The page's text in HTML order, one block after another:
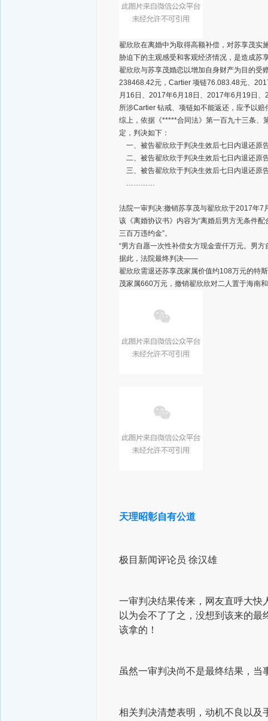
翟欣欣在离婚中为取得高额补偿，对苏享茂实
胁迫下的主观感受和客观经济情况，是造成苏
翟欣欣与苏享茂婚恋以增加自身财产为目的受
238468.42元，Cartier 项链76.083.48元、
月16日、2017年6月18日、2017年6月19日
所涉Cartier 钻戒、项链如不能返还，应予以赔
综上，依据《*****合同法》第一百九十三条、
定，判决如下：
一、被告翟欣欣于判决生效后七日内退还原
二、被告翟欣欣于判决生效后七日内退还原
三、被告翟欣欣于判决生效后七日内退还原
…………
法院一审判决:撤销苏享茂与翟欣欣于2017年
该《离婚协议书》内容为“离婚后男方无条件
三百万违约金”。
“男方自愿一次性补偿女方现金壹仟万元。男
据此，法院最终判决——
翟欣欣需退还苏享茂家属价值约108万元的特
茂家属660万元，撤销翟欣欣对二人置于海南
天理昭彰自有公道
极目新闻评论员 徐汉雄
一审判决结果传来，网友直呼大快
以为会不了了之，没想到该来的
该拿的！
虽然一审判决尚不是最终结果，
相关判决清楚表明，动机不良以及